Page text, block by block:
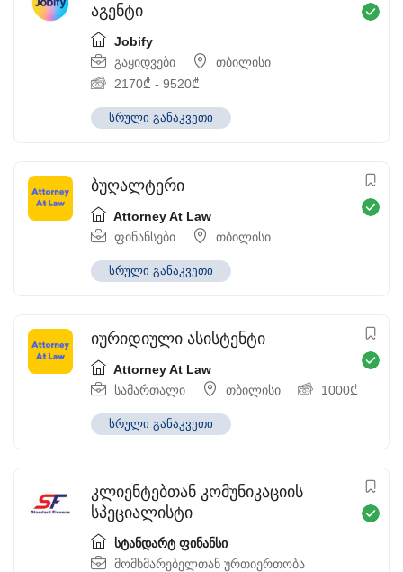
აგენტი
Jobify
გაყიდვები
თბილისი
2170₾ - 9520₾
სრული განაკვეთი
ბუღალტერი
Attorney At Law
ფინანსები
თბილისი
სრული განაკვეთი
იურიდიული ასისტენტი
Attorney At Law
სამართალი
თბილისი 1000₾
სრული განაკვეთი
კლიენტებთან კომუნიკაციის
სპეციალისტი
სტანდარტ ფინანსი
მომხმარებელთან ურთიერთობა